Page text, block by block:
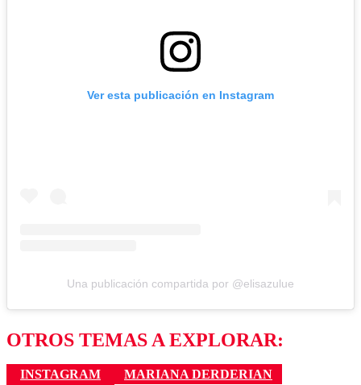
Ver esta publicación en Instagram
Una publicación compartida por @elisazulue
OTROS TEMAS A EXPLORAR:
INSTAGRAM
MARIANA DERDERIAN